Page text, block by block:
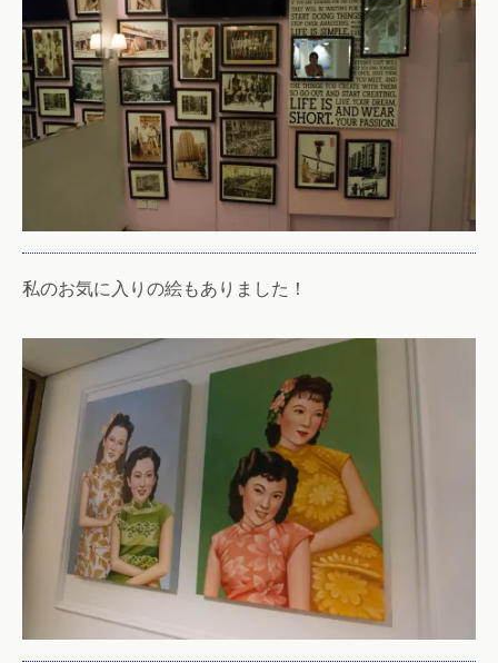
私のお気に入りの絵もありました！